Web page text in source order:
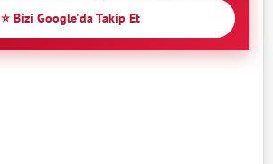
⭐ Bizi Google'da Takip Et